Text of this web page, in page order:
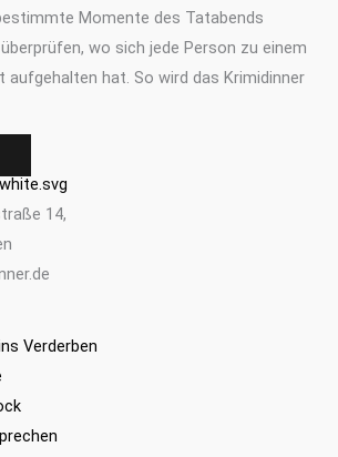
Momente des Tatabends
wo sich jede Person zu einem
hat. So wird das Krimidinner
14,
Verderben